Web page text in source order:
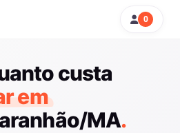
0
custa
em
MA.